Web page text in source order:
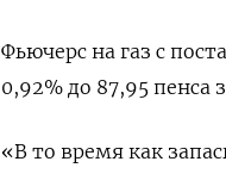
Фьючерс на газ с
0,92% до 87,95 пенса
«В то время как